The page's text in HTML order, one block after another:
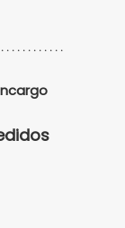
. . . . . . . . . . .